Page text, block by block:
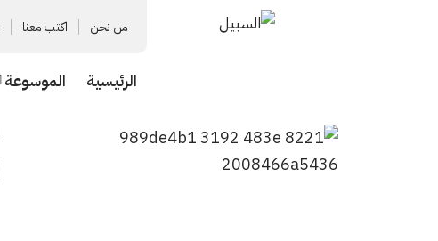
من نحن اكتب معنا
الرئيسية الموسوعة